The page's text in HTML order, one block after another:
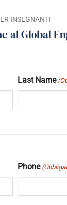
INSEGNANTI
al Global
Last Name
Phone